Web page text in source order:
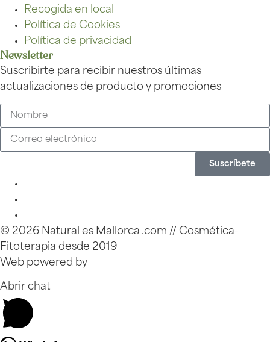
Recogida en local
Política de Cookies
Política de privacidad
Newsletter
Suscribirte para recibir nuestros últimas
actualizaciones de producto y promociones
Suscríbete
© 2026 Natural es Mallorca .com // Cosmética-
Fitoterapia desde 2019
Web powered by
Abrir chat